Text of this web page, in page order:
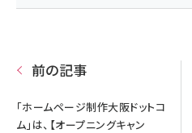
前の記事
「ホームページ制作大阪ドットコ
ム」は、【オープニングキャン